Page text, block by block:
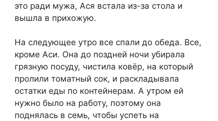
это ради мужа, Ася встала из-за стола и
вышла в прихожую.
На следующее утро все спали до обеда. Все,
кроме Аси. Она до поздней ночи убирала
грязную посуду, чистила ковёр, на который
пролили томатный сок, и раскладывала
остатки еды по контейнерам. А утром ей
нужно было на работу, поэтому она
поднялась в семь, чтобы успеть на